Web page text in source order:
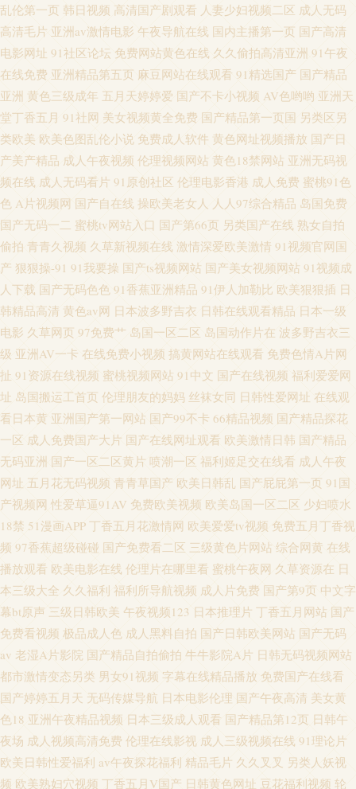
v免费高清观看 加勒比91在线 国产精品1区2区 囯产精品久久 伊人福利无码
免费黄色网址无码 草榴色导航 精品日本色网 内射无码高清 国模91 婷婷色九
视频 操射人妖Ts 日韩无码理论电影 无码微视频 精品不卡一区 91肛交wwww
国产黄片自拍 97资源站人妻 www好屌看com 成人美女黄网 久久伊人婷婷性
爱 伊人性爱久久
乱伦第一页 韩日视频 高清国产剧观看 人妻少妇视频二区 成人无码
高清毛片 亚洲av激情电影 午夜导航在线 国内主播第一页 国产高清
电影网址 91社区论坛 免费网站黄色在线 久久偷拍高清亚洲 91午夜
在线免费 亚洲精品第五页 麻豆网站在线观看 91精选国产 国产精品
亚洲 黄色三级成年 五月天婷婷爱 国产不卡小视频 AV色哟哟 亚洲天
堂丁香五月 91社网 美女视频黄全免费 国产精品第一页国 另类区另
类欧美 欧美色图乱伦小说 免费成人软件 黄色网址视频播放 国产日
产美产精品 成人午夜视频 伦理视频网站 黄色18禁网站 亚洲无码视
频在线 成人无码看片 91原创社区 伦理电影香港 成人免费 蜜桃91色
色 A片视频网 国产自在线 操欧美老女人 人人97综合精品 岛国免费
国产无码一二 蜜桃tv网站入口 国产第66页 另类国产在线 熟女自拍
偷拍 青青久视频 久草新视频在线 激情深爱欧美激情 91视频官网国
产 狠狠操-91 91我要操 国产ts视频网站 国产美女视频网站 91视频成
人下载 国产无码色色 91香蕉亚洲精品 91伊人加勒比 欧美狠狠插 日
韩精品高清 黄色av网 日本波多野吉衣 日韩在线观看精品 日本一级
电影 久草网页 97免费艹 岛国一区二区 岛国动作片在 波多野吉衣三
级 亚洲AV一卡 在线免费小视频 搞黄网站在线观看 免费色情A片网
扯 91资源在线视频 蜜桃视频网站 91中文 国产在线视频 福利爱爱网
址 岛国搬运工首页 伦理朋友的妈妈 丝袜女同 日韩性爱网址 在线观
看日本黄 亚洲国产第一网站 国产99不卡 66精品视频 国产精品探花
一区 成人免费国产大片 国产在线网址观看 欧美激情日韩 国产精品
无码亚洲 国产一区二区黄片 喷潮一区 福利姬足交在线看 成人午夜
网址 五月花无码视频 青青草国产 欧美日韩乱 国产屁屁第一页 91国
产视频网 性爱草逼91AV 免费欧美视频 欧美岛国一区二区 少妇喷水
18禁 51漫画APP 丁香五月花激情网 欧美爱爱tv视频 免费五月丁香视
频 97香蕉超级碰碰 国产免费看二区 三级黄色片网站 综合网黄 在线
播放观看 欧美电影在线 伦理片在哪里看 蜜桃午夜网 久草资源在 日
本三级大全 久久福利 福利所导航视频 成人片免费 国产第9页 中文字
幕bt原声 三级日韩欧美 午夜视频123 日本推理片 丁香五月网站 国产
免费看视频 极品成人色 成人黑料自拍 国产日韩欧美网站 国产无码
av 老湿A片影院 国产精品自拍偷拍 牛牛影院A片 日韩无码视频网站
都市激情变态另类 男女91视频 字幕在线精品播放 免费国产在线看
国产婷婷五月天 无码传媒导航 日本电影伦理 国产午夜高清 美女黄
色18 亚洲午夜精品视频 日本三级成人观看 国产精品第12页 日韩午
夜场 成人视频高清免费 伦理在线影视 成人三级视频在线 91理论片
欧美日韩性爱福利 av午夜探花福利 精品毛片 久久叉叉 另类人妖视
频 欧美熟妇穴视频 丁香五月V国产 日韩黄色网址 豆花福利视频 轮